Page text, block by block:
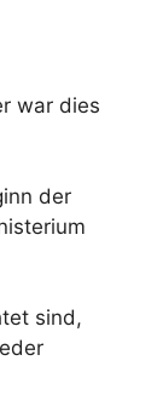
war dies
der
sind,